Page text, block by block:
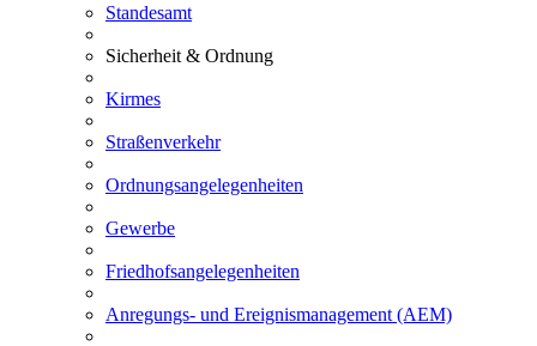
Standesamt
Sicherheit & Ordnung
Kirmes
Straßenverkehr
Ordnungsangelegenheiten
Gewerbe
Friedhofsangelegenheiten
Anregungs- und Ereignismanagement (AEM)